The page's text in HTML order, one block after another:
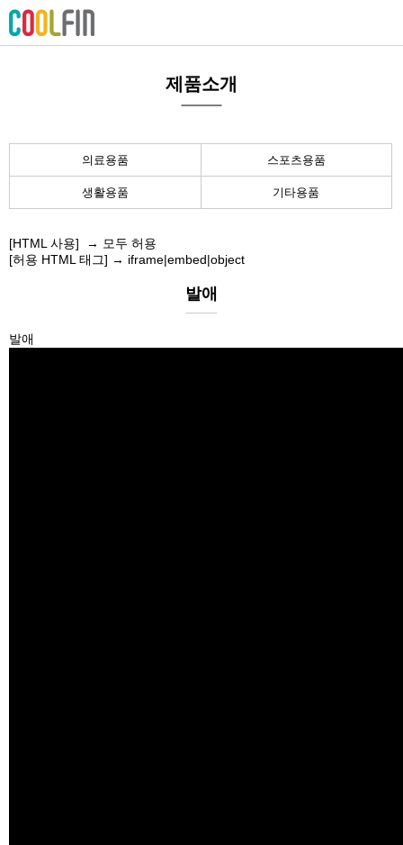
제품소개
의료용품 스포츠용품
생활용품 기타용품
[HTML 사용] → 모두 허용
[허용 HTML 태그] → iframe|embed|object
발애
발애